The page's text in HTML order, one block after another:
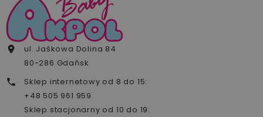

ul. Jaśkowa Dolina 84
80-286 Gdańsk

Sklep internetowy od 8 do 15:
+48 505 961 959
Sklep stacjonarny od 10 do 19: